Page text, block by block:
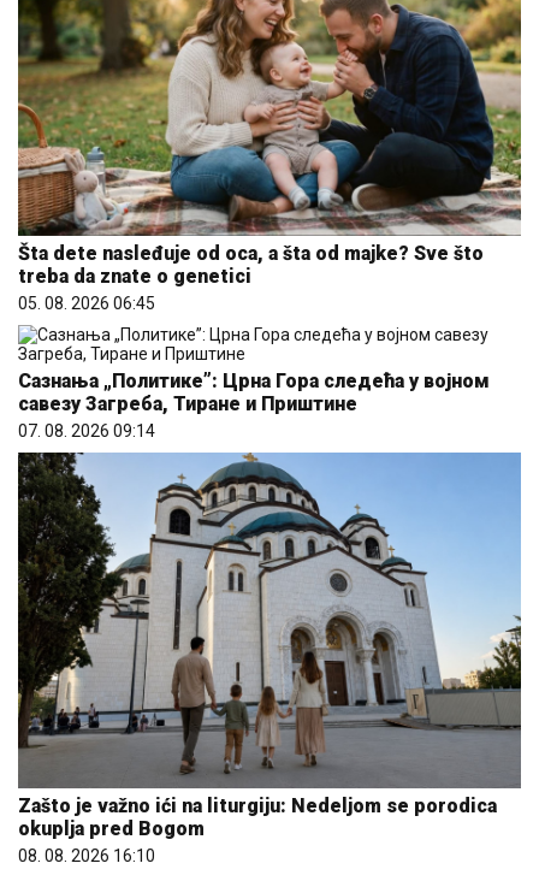
Šta dete nasleđuje od oca, a šta od majke? Sve što
treba da znate o genetici
05. 08. 2026 06:45
Сазнања „Политике”: Црна Гора следећа у војном
савезу Загреба, Тиране и Приштине
07. 08. 2026 09:14
Zašto je važno ići na liturgiju: Nedeljom se porodica
okuplja pred Bogom
08. 08. 2026 16:10